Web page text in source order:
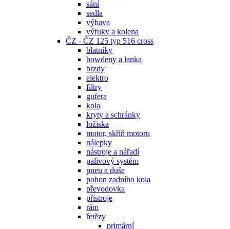
sání
sedla
výbava
výfuky a kolena
ČZ - ČZ 125 typ 516 cross
blatníky
bowdeny a lanka
brzdy
elektro
filtry
gufera
kola
kryty a schránky
ložiska
motor, skříň motoru
nálepky
nástroje a nářadí
palivový systém
pneu a duše
pohon zadního kola
převodovka
přístroje
rám
řetězy
primární